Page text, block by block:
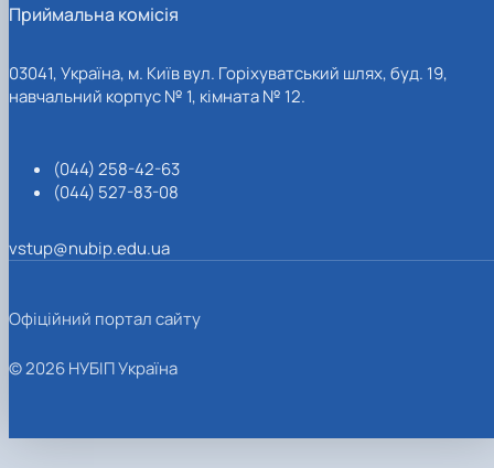
Приймальна комісія
03041, Україна, м. Київ вул. Горіхуватський шлях, буд. 19,
навчальний корпус № 1, кімната № 12.
(044) 258-42-63
(044) 527-83-08
vstup@nubip.edu.ua
Офіційний портал сайту
© 2026 НУБІП Україна